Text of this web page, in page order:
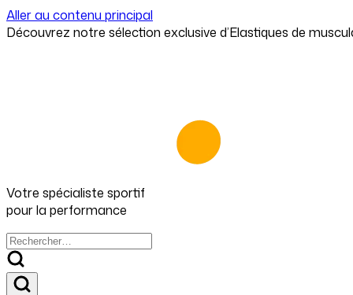
Aller au contenu principal
Votre spécialiste sportif
pourla performance